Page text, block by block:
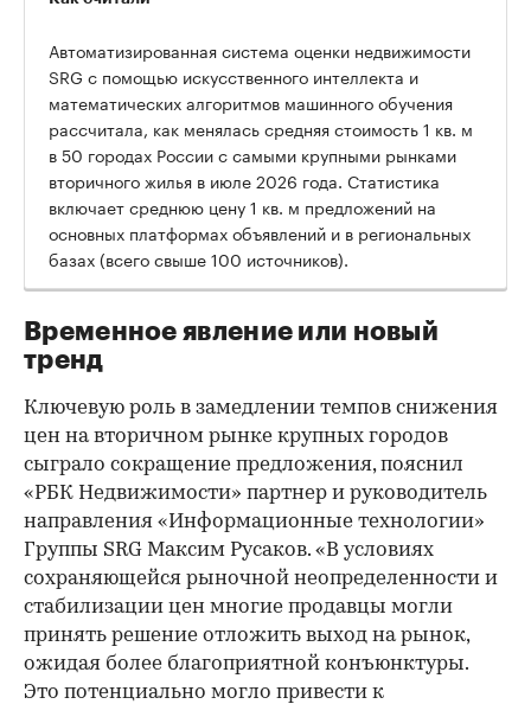
00:00 / 00:00
Автоматизированная система оценки недвижимости
SRG с помощью искусственного интеллекта и
математических алгоритмов машинного обучения
рассчитала, как менялась средняя стоимость 1 кв. м
в 50 городах России с самыми крупными рынками
вторичного жилья в июле 2026 года. Статистика
включает среднюю цену 1 кв. м предложений на
основных платформах объявлений и в региональных
базах (всего свыше 100 источников).
Временное явление или новый
тренд
Ключевую роль в замедлении темпов снижения
цен на вторичном рынке крупных городов
сыграло сокращение предложения, пояснил
«РБК Недвижимости» партнер и руководитель
направления «Информационные технологии»
Группы SRG Максим Русаков. «В условиях
сохраняющейся рыночной неопределенности и
стабилизации цен многие продавцы могли
принять решение отложить выход на рынок,
ожидая более благоприятной конъюнктуры.
Это потенциально могло привести к